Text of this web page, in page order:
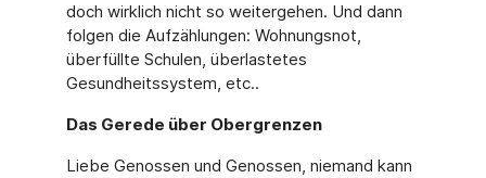
doch wirklich nicht so weitergehen. Und dann
folgen die Aufzählungen: Wohnungsnot,
überfüllte Schulen, überlastetes
Gesundheitssystem, etc..
Das Gerede über Obergrenzen
Liebe Genossen und Genossen, niemand kann